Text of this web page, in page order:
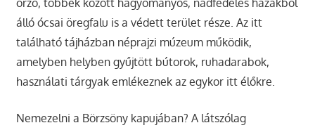
őrző, többek között hagyományos, nádfedeles házakból
álló ócsai öregfalu is a védett terület része. Az itt
található tájházban néprajzi múzeum működik,
amelyben helyben gyűjtött bútorok, ruhadarabok,
használati tárgyak emlékeznek az egykor itt élőkre.
Nemezelni a Börzsöny kapujában? A látszólag